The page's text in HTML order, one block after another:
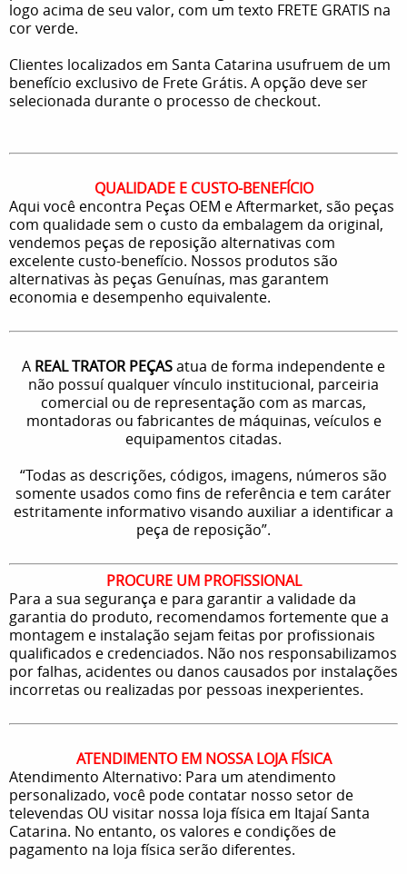
logo acima de seu valor, com um texto FRETE GRATIS na
cor verde.
Clientes localizados em Santa Catarina usufruem de um
benefício exclusivo de Frete Grátis. A opção deve ser
selecionada durante o processo de checkout.
QUALIDADE E CUSTO-BENEFÍCIO
Aqui você encontra Peças OEM e Aftermarket, são peças
com qualidade sem o custo da embalagem da original,
vendemos peças de reposição alternativas com
excelente custo-benefício. Nossos produtos são
alternativas às peças Genuínas, mas garantem
economia e desempenho equivalente.
A REAL TRATOR PEÇASatua de forma independente e
não possuí qualquer vínculo institucional, parceiria
comercial ou de representação com as marcas,
montadoras ou fabricantes de máquinas, veículos e
equipamentos citadas.
“Todas as descrições, códigos, imagens, números são
somente usados como fins de referência e tem caráter
estritamente informativo visando auxiliar a identificar a
peça de reposição”.
PROCURE UM PROFISSIONAL
Para a sua segurança e para garantir a validade da
garantia do produto, recomendamos fortemente que a
montagem e instalação sejam feitas por profissionais
qualificados e credenciados. Não nos responsabilizamos
por falhas, acidentes ou danos causados por instalações
incorretas ou realizadas por pessoas inexperientes.
ATENDIMENTO EM NOSSA LOJA FÍSICA
Atendimento Alternativo: Para um atendimento
personalizado, você pode contatar nosso setor de
televendas OU visitar nossa loja física em Itajaí Santa
Catarina. No entanto, os valores e condições de
pagamento na loja física serão diferentes.